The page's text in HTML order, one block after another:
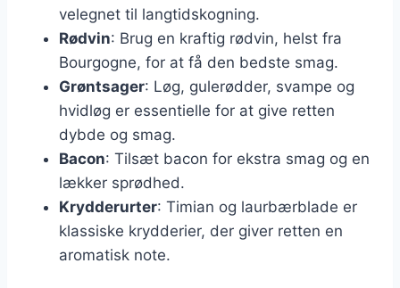
velegnet til langtidskogning.
Rødvin: Brug en kraftig rødvin, helst fra
Bourgogne, for at få den bedste smag.
Grøntsager: Løg, gulerødder, svampe og
hvidløg er essentielle for at give retten
dybde og smag.
Bacon: Tilsæt bacon for ekstra smag og en
lækker sprødhed.
Krydderurter: Timian og laurbærblade er
klassiske krydderier, der giver retten en
aromatisk note.